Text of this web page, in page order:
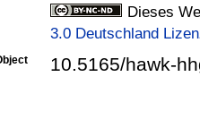
Dieses
3.0 Deutschland
10.5165/hawk-